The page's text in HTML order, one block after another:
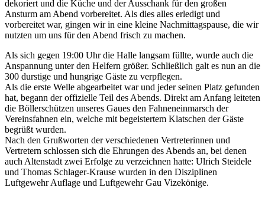
dekoriert und die Küche und der Ausschank für den großen
Ansturm am Abend vorbereitet. Als dies alles erledigt und
vorbereitet war, gingen wir in eine kleine Nachmittagspause, die wir
nutzten um uns für den Abend frisch zu machen.
Als sich gegen 19:00 Uhr die Halle langsam füllte, wurde auch die
Anspannung unter den Helfern größer. Schließlich galt es nun an die
300 durstige und hungrige Gäste zu verpflegen.
Als die erste Welle abgearbeitet war und jeder seinen Platz gefunden
hat, begann der offizielle Teil des Abends. Direkt am Anfang leiteten
die Böllerschützen unseres Gaues den Fahneneinmarsch der
Vereinsfahnen ein, welche mit begeistertem Klatschen der Gäste
begrüßt wurden.
Nach den Grußworten der verschiedenen Vertreterinnen und
Vertretern schlossen sich die Ehrungen des Abends an, bei denen
auch Altenstadt zwei Erfolge zu verzeichnen hatte: Ulrich Steidele
und Thomas Schlager-Krause wurden in den Disziplinen
Luftgewehr Auflage und Luftgewehr Gau Vizekönige.